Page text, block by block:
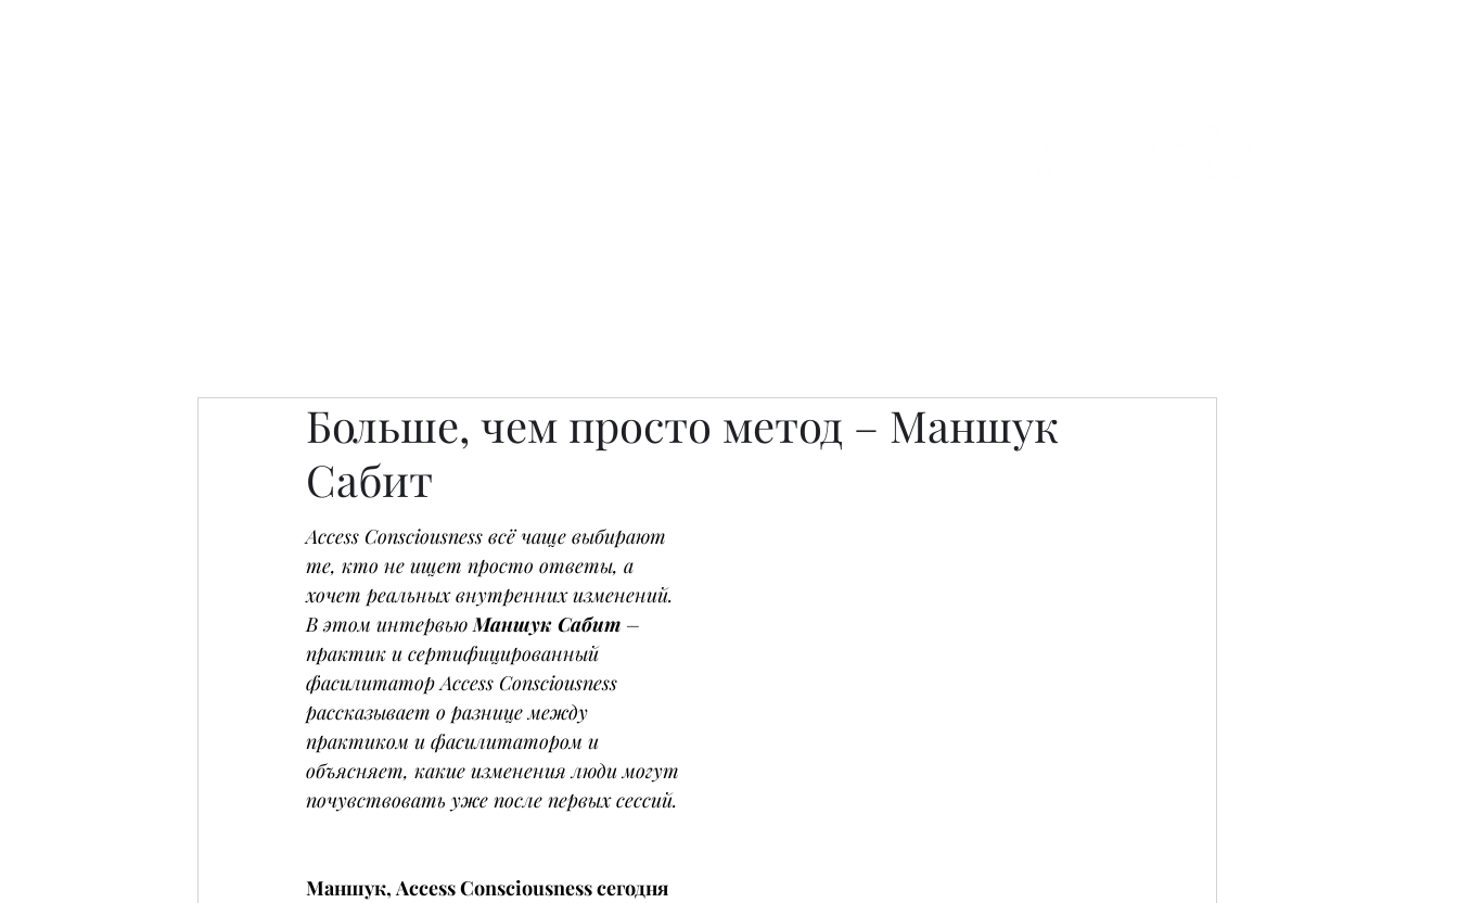
Больше, чем просто метод – Маншук
Сабит
Access Consciousness всё чаще выбирают
те, кто не ищет просто ответы, а
хочет реальных внутренних изменений.
В этом интервью Маншук Сабит –
практик и сертифицированный
фасилитатор Access Consciousness
рассказывает о разнице между
практиком и фасилитатором и
объясняет, какие изменения люди могут
почувствовать уже после первых сессий.
Маншук, Access Consciousness сегодня